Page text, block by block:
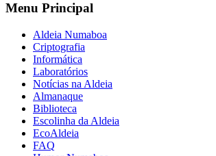
Menu Principal
Aldeia Numaboa
Criptografia
Informática
Laboratórios
Notícias na Aldeia
Almanaque
Biblioteca
Escolinha da Aldeia
EcoAldeia
FAQ